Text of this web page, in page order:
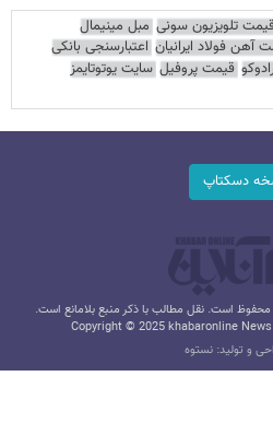
تلویزیون سونی مبل مینیمال
آهن فولاد ایرانیان اعتبارسنجی بانکی
قیمت پروفیل سایت یوتوتایمز
دسکتاپ
است. نقل مطالب با ذکر منبع بلامانع است.
Copyright © 2025 khabaronline
و تولید: نستوه